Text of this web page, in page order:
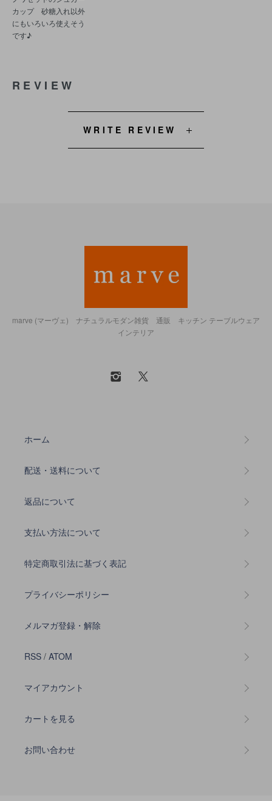
カップ 砂糖入れ以外
にもいろいろ使えそう
です♪
REVIEW
WRITE REVIEW
marve (マーヴェ) ナチュラルモダン雑貨 通販 キッチン テーブルウェア
インテリア
ホーム
配送・送料について
返品について
支払い方法について
特定商取引法に基づく表記
プライバシーポリシー
メルマガ登録・解除
RSS / ATOM
マイアカウント
カートを見る
お問い合わせ